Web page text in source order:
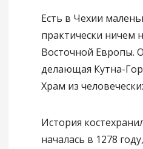
Есть в Чехии
практически ничем
Восточной Европы.
делающая Кутна-
Храм из
История
началась в 1278